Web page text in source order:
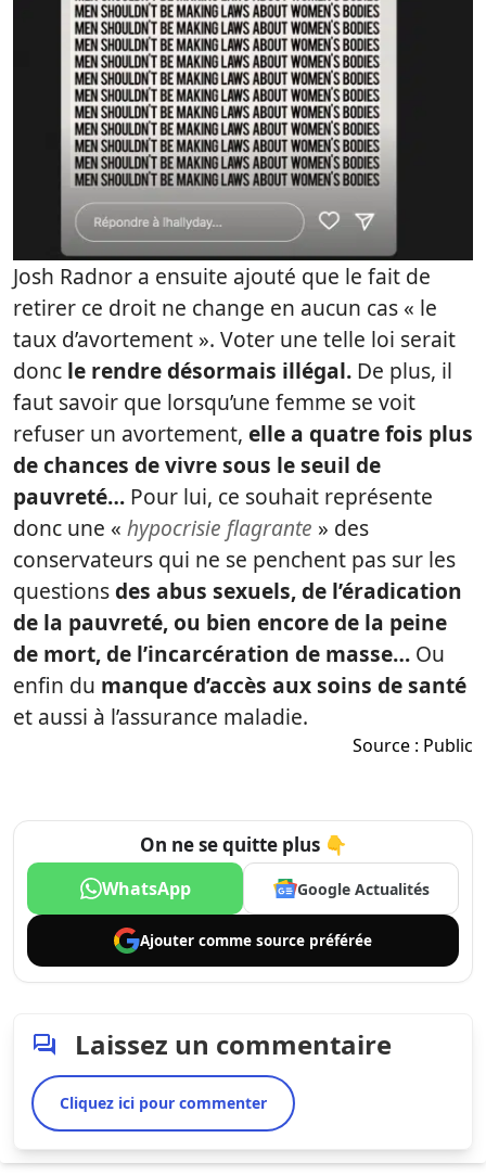
Josh Radnor a ensuite ajouté que le fait de
retirer ce droit ne change en aucun cas « le
taux d’avortement ». Voter une telle loi serait
donc le rendre désormais illégal. De plus, il
faut savoir que lorsqu’une femme se voit
refuser un avortement, elle a quatre fois plus
de chances de vivre sous le seuil de
pauvreté… Pour lui, ce souhait représente
donc une « hypocrisie flagrante » des
conservateurs qui ne se penchent pas sur les
questionsdes abus sexuels, de l’éradication
de la pauvreté, ou bien encore de la peine
de mort, de l’incarcération de masse… Ou
enfin du manque d’accès aux soins de santé
et aussi à l’assurance maladie.
Source : Public
On ne se quitte plus 👇
WhatsApp Google Actualités
Ajouter comme source préférée
Laissez un commentaire
Cliquez ici pour commenter